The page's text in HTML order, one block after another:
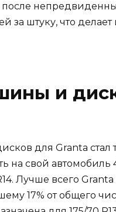
после
за штуку, что
и
для Granta стал
на свой
Лучше всего Granta
17% от общего